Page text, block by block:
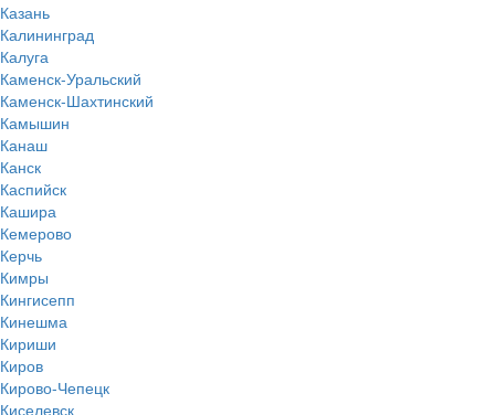
Казань
Калининград
Калуга
Каменск-Уральский
Каменск-Шахтинский
Камышин
Канаш
Канск
Каспийск
Кашира
Кемерово
Керчь
Кимры
Кингисепп
Кинешма
Кириши
Киров
Кирово-Чепецк
Киселевск